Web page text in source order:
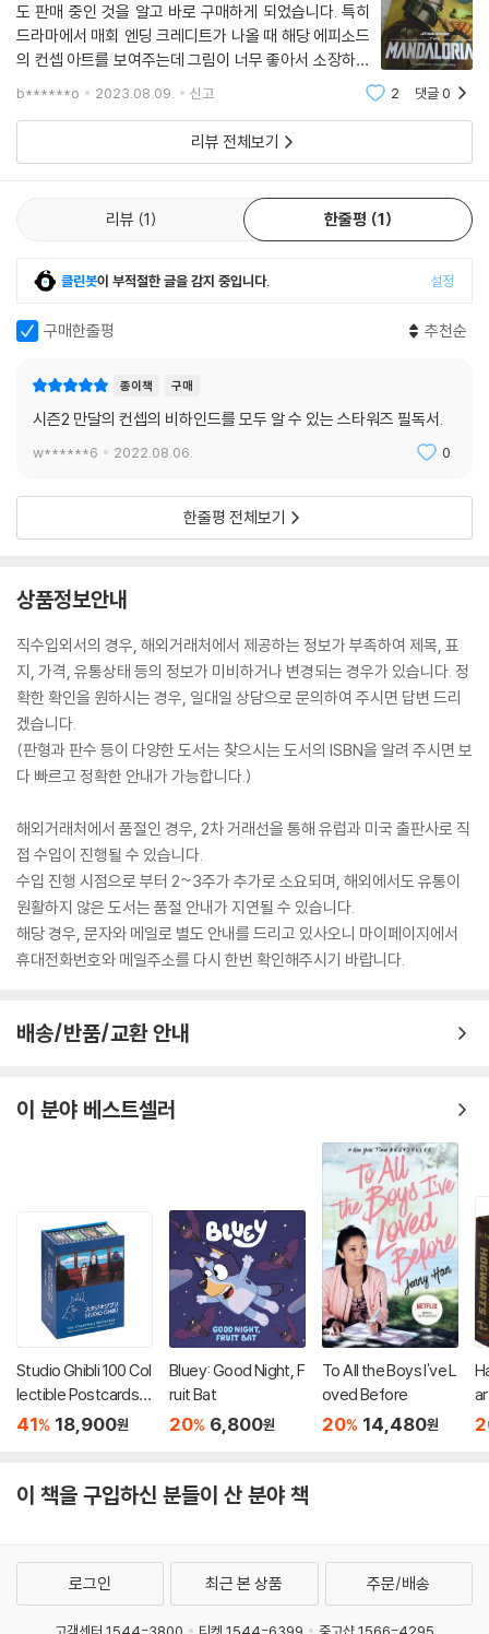
도 판매 중인 것을 알고 바로 구매하게 되었습니다. 특히
드라마에서 매회 엔딩 크레디트가 나올 때 해당 에피소드
의 컨셉 아트를 보여주는데 그림이 너무 좋아서 소장하고
싶다는 생각이 들었는데 공식 아트북에 모두 수록되어 있
cm x 28cm x 2.2cm 정도이고 올 컬
b******o 2023.08.09. 신고 2 댓글0
리뷰 전체보기
리뷰 1 한줄평 1
클린봇이 부적절한 글을 감지 중입니다. 설정
구매한줄평 추천순
종이책 구매
시즌2 만달의 컨셉의 비하인드를 모두 알 수 있는 스타워즈 필독서.
w******6 2022.08.06. 0
한줄평 전체보기
상품정보안내
직수입외서의 경우, 해외거래처에서 제공하는 정보가 부족하여 제목, 표
지, 가격, 유통상태 등의 정보가 미비하거나 변경되는 경우가 있습니다. 정
확한 확인을 원하시는 경우, 일대일 상담으로 문의하여 주시면 답변 드리
겠습니다.
(판형과 판수 등이 다양한 도서는 찾으시는 도서의 ISBN을 알려 주시면 보
다 빠르고 정확한 안내가 가능합니다.)
해외거래처에서 품절인 경우, 2차 거래선을 통해 유럽과 미국 출판사로 직
접 수입이 진행될 수 있습니다.
수입 진행 시점으로 부터 2~3주가 추가로 소요되며, 해외에서도 유통이
원활하지 않은 도서는 품절 안내가 지연될 수 있습니다.
해당 경우, 문자와 메일로 별도 안내를 드리고 있사오니 마이페이지에서
휴대전화번호와 메일주소를 다시 한번 확인해주시기 바랍니다.
배송/반품/교환 안내
이 분야 베스트셀러
Studio Ghibli 100 Col
lectible Postcards :
스튜디오 지브리 엽서 1
41% 18,900원
Bluey: Good Night, F
ruit Bat
20% 6,800원
To All the Boys I've L
oved Before
20% 14,480원
이 책을 구입하신 분들이 산 분야 책
로그인 최근 본 상품 주문/배송
고객센터 1544-3800 티켓 1544-6399 중고샵 1566-4295